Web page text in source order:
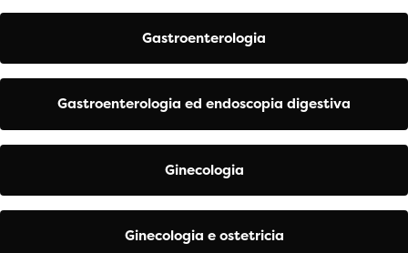
Gastroenterologia
Gastroenterologia ed endoscopia digestiva
Ginecologia
Ginecologia e ostetricia